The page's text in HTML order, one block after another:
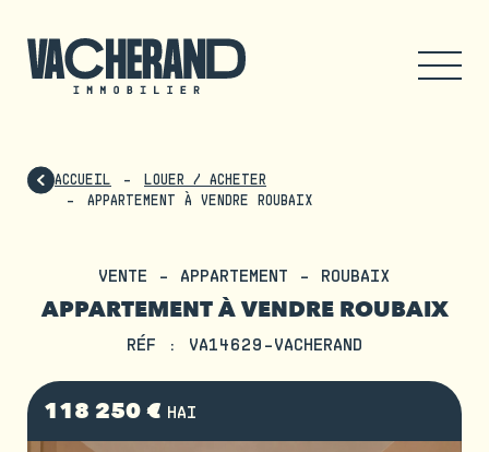
ACCUEIL
LOUER / ACHETER
APPARTEMENT À VENDRE ROUBAIX
VENTE - APPARTEMENT - ROUBAIX
APPARTEMENT À VENDRE ROUBAIX
RÉF : VA14629-VACHERAND
118 250 € HAI